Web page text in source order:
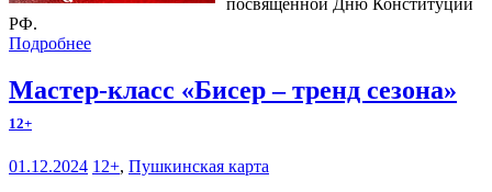
РФ.
Подробнее
Мастер-класс «Бисер – тренд сезона»
12+
01.12.2024 12+, Пушкинская карта